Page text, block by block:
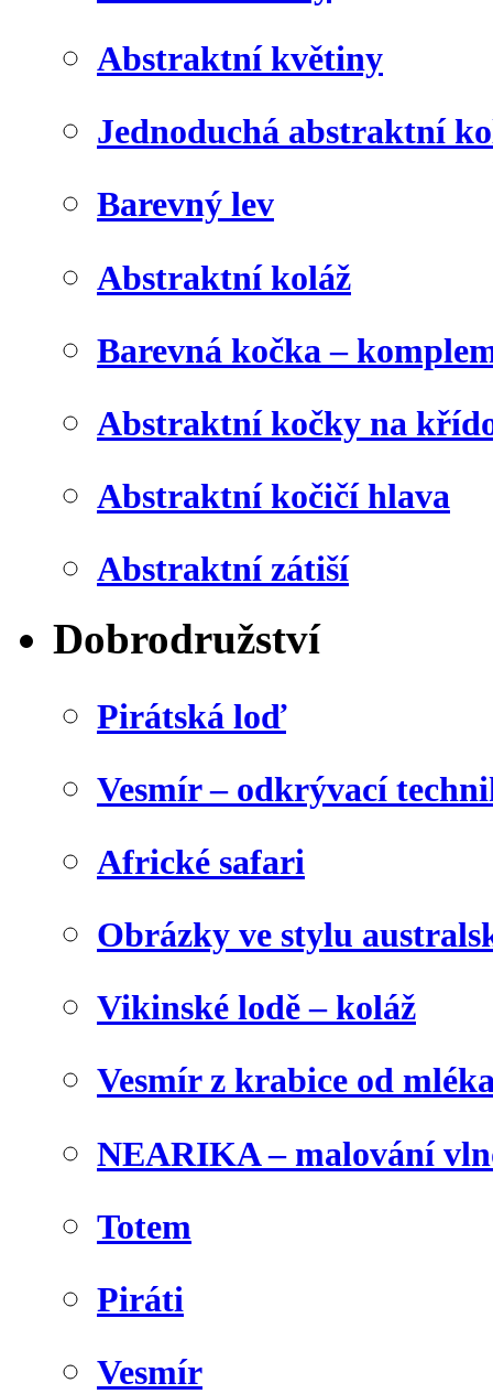
Abstraktní květiny
Jednoduchá abstraktní
Barevný lev
Abstraktní koláž
Barevná kočka –
Abstraktní kočky na
Abstraktní kočičí hlava
Abstraktní zátiší
Dobrodružství
Pirátská loď
Vesmír – odkrývací
Africké safari
Obrázky ve stylu
Vikinské lodě – koláž
Vesmír z krabice od
NEARIKA – malování
Totem
Piráti
Vesmír